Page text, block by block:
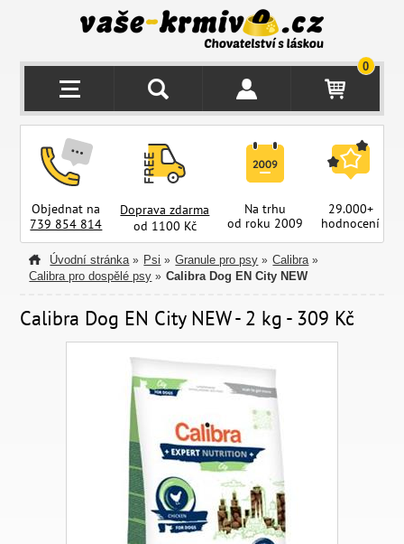
0
Objednat na
739 854 814
Doprava zdarma
od 1100 Kč
Na trhu
od roku 2009
29.000+
hodnocení
Úvodní stránka » Psi » Granule pro psy » Calibra »
Calibra pro dospělé psy » Calibra Dog EN City NEW
Calibra Dog EN City NEW - 2 kg - 309 Kč